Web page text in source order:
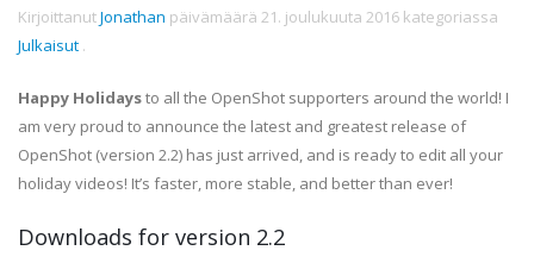
KirjoittanutJonathan päivämäärä 21. joulukuuta 2016 kategoriassa
Julkaisut .
Happy Holidaysto all the OpenShot supporters around the world! I
am very proud to announce the latest and greatest release of
OpenShot (version 2.2) has just arrived, and is ready to edit all your
holiday videos! It’s faster, more stable, and better than ever!
Downloads for version 2.2